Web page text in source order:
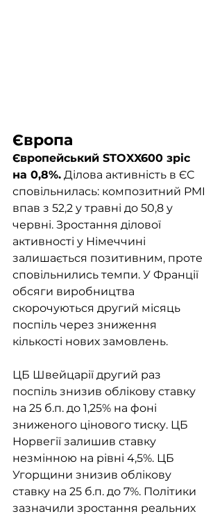
Європа
Європейський STOXX600 зріс
на 0,8%. Ділова активність в ЄС
сповільнилась: композитний PMI
впав з 52,2 у травні до 50,8 у
червні. Зростання ділової
активності у Німеччині
залишається позитивним, проте
сповільнились темпи. У Франції
обсяги виробництва
скорочуються другий місяць
поспіль через зниження
кількості нових замовлень.
ЦБ Швейцарії другий раз
поспіль знизив облікову ставку
на 25 б.п. до 1,25% на фоні
зниженого цінового тиску. ЦБ
Норвегії залишив ставку
незмінною на рівні 4,5%. ЦБ
Угорщини знизив облікову
ставку на 25 б.п. до 7%. Політики
зазначили зростання реальних